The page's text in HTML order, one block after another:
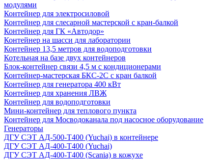
модулями
Контейнер для электросиловой
Контейнер для слесарной мастерской с кран-балкой
Контейнер для ГК «Автодор»
Контейнер на шасси для лаборатории
Контейнер 13,5 метров для водоподготовки
Котельная на базе двух контейнеров
Блок-контейнер связи 4,5 м с кондиционерами
Контейнер-мастерская БКС-2С с кран балкой
Контейнер для генератора 400 кВт
Контейнер для хранения ЛВЖ
Контейнер для водоподготовки
Мини-контейнер для теплового пункта
Контейнер для Мосводоканала под насосное оборудование
Генераторы
ДГУ СЭТ АД-500-Т400 (Yuchai) в контейнере
ДГУ СЭТ АД-400-Т400 (Yuchai)
ДГУ СЭТ АД-400-Т400 (Scania) в кожухе